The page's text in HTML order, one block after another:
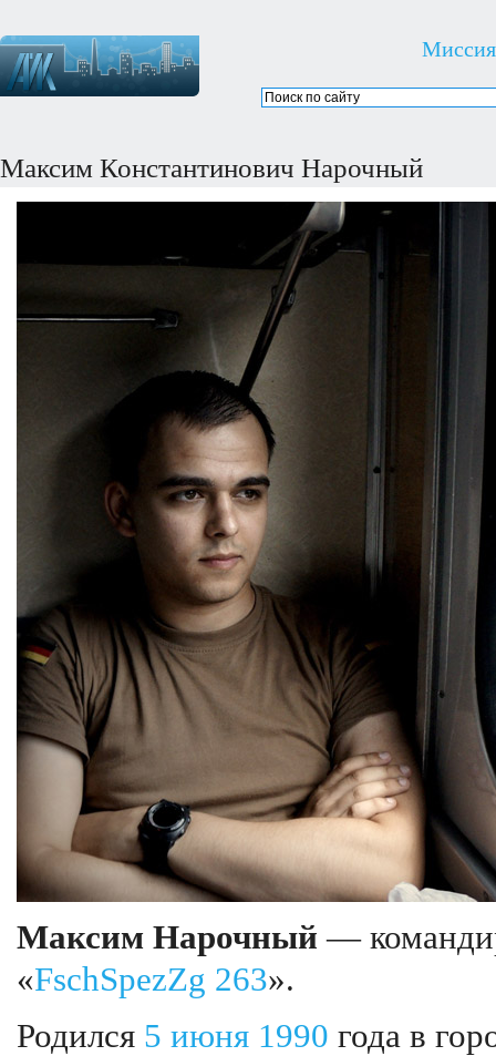
Миссия
Максим Константинович Нарочный
Максим Нарочный —
«FschSpezZg 263».
Родился 5 июня 1990 года в